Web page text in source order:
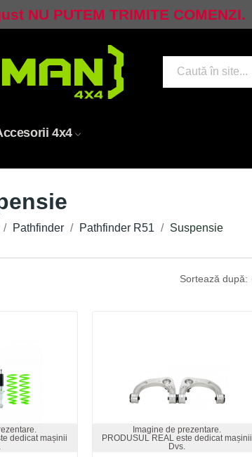
NU PUTEM TRIMITE COMENZI.
4x4
Pathfinder Pathfinder R51 Suspensie
Sortează după:
dedicat mașinii
Imagine de prezentare.
PRODUSUL REAL este dedicat mașinii
Dvs.